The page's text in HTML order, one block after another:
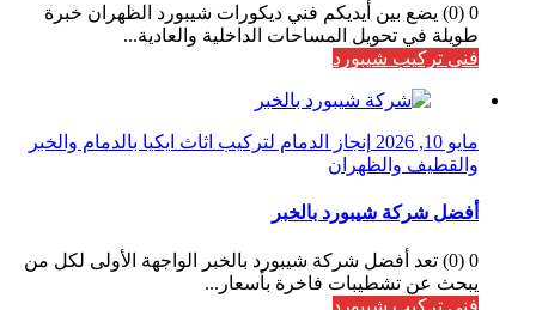
0 (0) يضع بين أيديكم فني ديكورات شيبورد الظهران خبرة
طويلة في تحويل المساحات الداخلية والعادية...
فني تركيب شيبورد
مايو 10, 2026
إنجاز الدمام لتركيب اثاث ايكيا بالدمام والخبر
والقطيف والظهران
أفضل شركة شيبورد بالخبر
0 (0) تعد أفضل شركة شيبورد بالخبر الواجهة الأولى لكل من
يبحث عن تشطيبات فاخرة بأسعار...